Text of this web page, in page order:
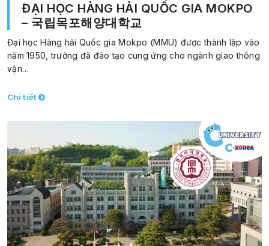
ĐẠI HỌC HÀNG HẢI QUỐC GIA MOKPO
– 국립목포해양대학교
Đại học Hàng hải Quốc gia Mokpo (MMU) được thành lập vào
năm 1950, trường đã đào tạo cung ứng cho ngành giao thông
vận…
Chi tiết